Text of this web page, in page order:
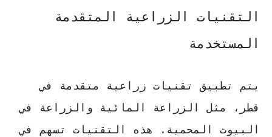
التقنيات الزراعية المتقدمة
المستخدمة
يتم تطبيق تقنيات زراعية متقدمة في
قطر، مثل الزراعة المائية والزراعة في
البيوت المحمية. هذه التقنيات تسهم في